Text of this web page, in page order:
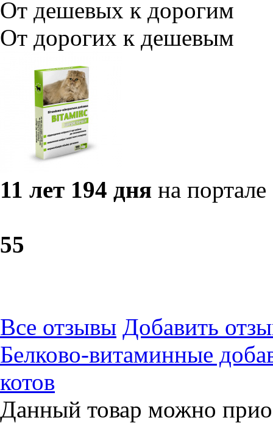
От дешевых к дорогим
От дорогих к дешевым
11 лет 194 дня на портале
55
Все отзывы Добавить
Белково-витаминные
котов
Данный товар можно